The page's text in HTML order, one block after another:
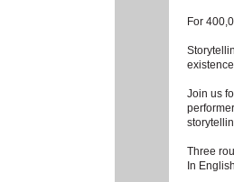
For
Join us
Three
In